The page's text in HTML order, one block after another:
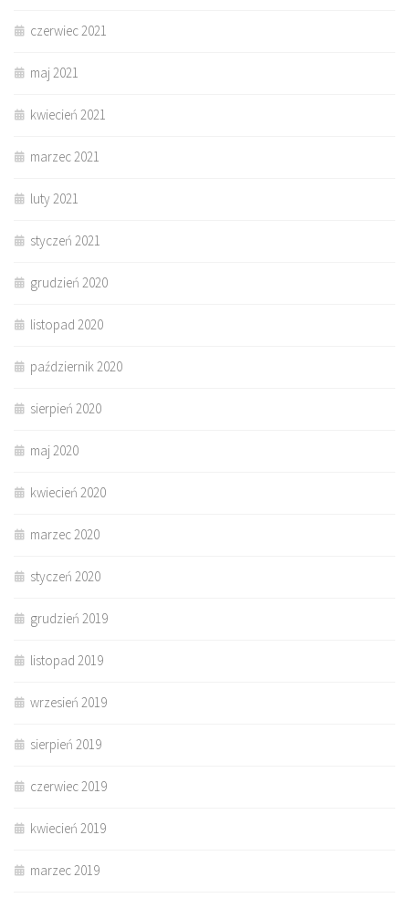
czerwiec 2021
maj 2021
kwiecień 2021
marzec 2021
luty 2021
styczeń 2021
grudzień 2020
listopad 2020
październik 2020
sierpień 2020
maj 2020
kwiecień 2020
marzec 2020
styczeń 2020
grudzień 2019
listopad 2019
wrzesień 2019
sierpień 2019
czerwiec 2019
kwiecień 2019
marzec 2019